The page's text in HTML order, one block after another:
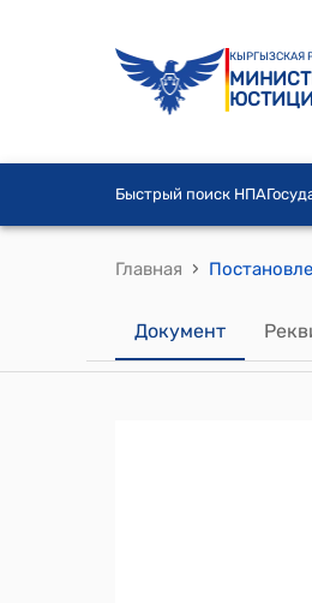
КЫРГЫЗСКАЯ
Быстрый поиск НПА
Главная ›
Документ